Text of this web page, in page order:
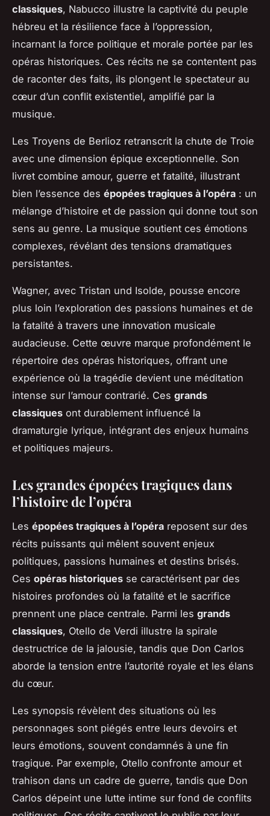
classiques, Nabucco illustre la captivité du peuple
hébreu et la résilience face à l’oppression,
incarnant la force politique et morale portée par les
opéras historiques. Ces récits ne se contentent pas
de raconter des faits, ils plongent le spectateur au
cœur d’un conflit existentiel, amplifié par la
musique.
Les Troyens de Berlioz retranscrit la chute de Troie
avec une dimension épique exceptionnelle. Son
livret combine amour, guerre et fatalité, illustrant
bien l’essence des épopées tragiques à l’opéra : un
mélange d’histoire et de passion qui donne tout son
sens au genre. La musique soutient ces émotions
complexes, révélant des tensions dramatiques
persistantes.
Wagner, avec Tristan und Isolde, pousse encore
plus loin l’exploration des passions humaines et de
la fatalité à travers une innovation musicale
audacieuse. Cette œuvre marque profondément le
répertoire des opéras historiques, offrant une
expérience où la tragédie devient une méditation
intense sur l’amour contrarié. Ces grands
classiques ont durablement influencé la
dramaturgie lyrique, intégrant des enjeux humains
et politiques majeurs.
Les grandes épopées tragiques dans
l’histoire de l’opéra
Les épopées tragiques à l’opéra reposent sur des
récits puissants qui mêlent souvent enjeux
politiques, passions humaines et destins brisés.
Ces opéras historiques se caractérisent par des
histoires profondes où la fatalité et le sacrifice
prennent une place centrale. Parmi les grands
classiques, Otello de Verdi illustre la spirale
destructrice de la jalousie, tandis que Don Carlos
aborde la tension entre l’autorité royale et les élans
du cœur.
Les synopsis révèlent des situations où les
personnages sont piégés entre leurs devoirs et
leurs émotions, souvent condamnés à une fin
tragique. Par exemple, Otello confronte amour et
trahison dans un cadre de guerre, tandis que Don
Carlos dépeint une lutte intime sur fond de conflits